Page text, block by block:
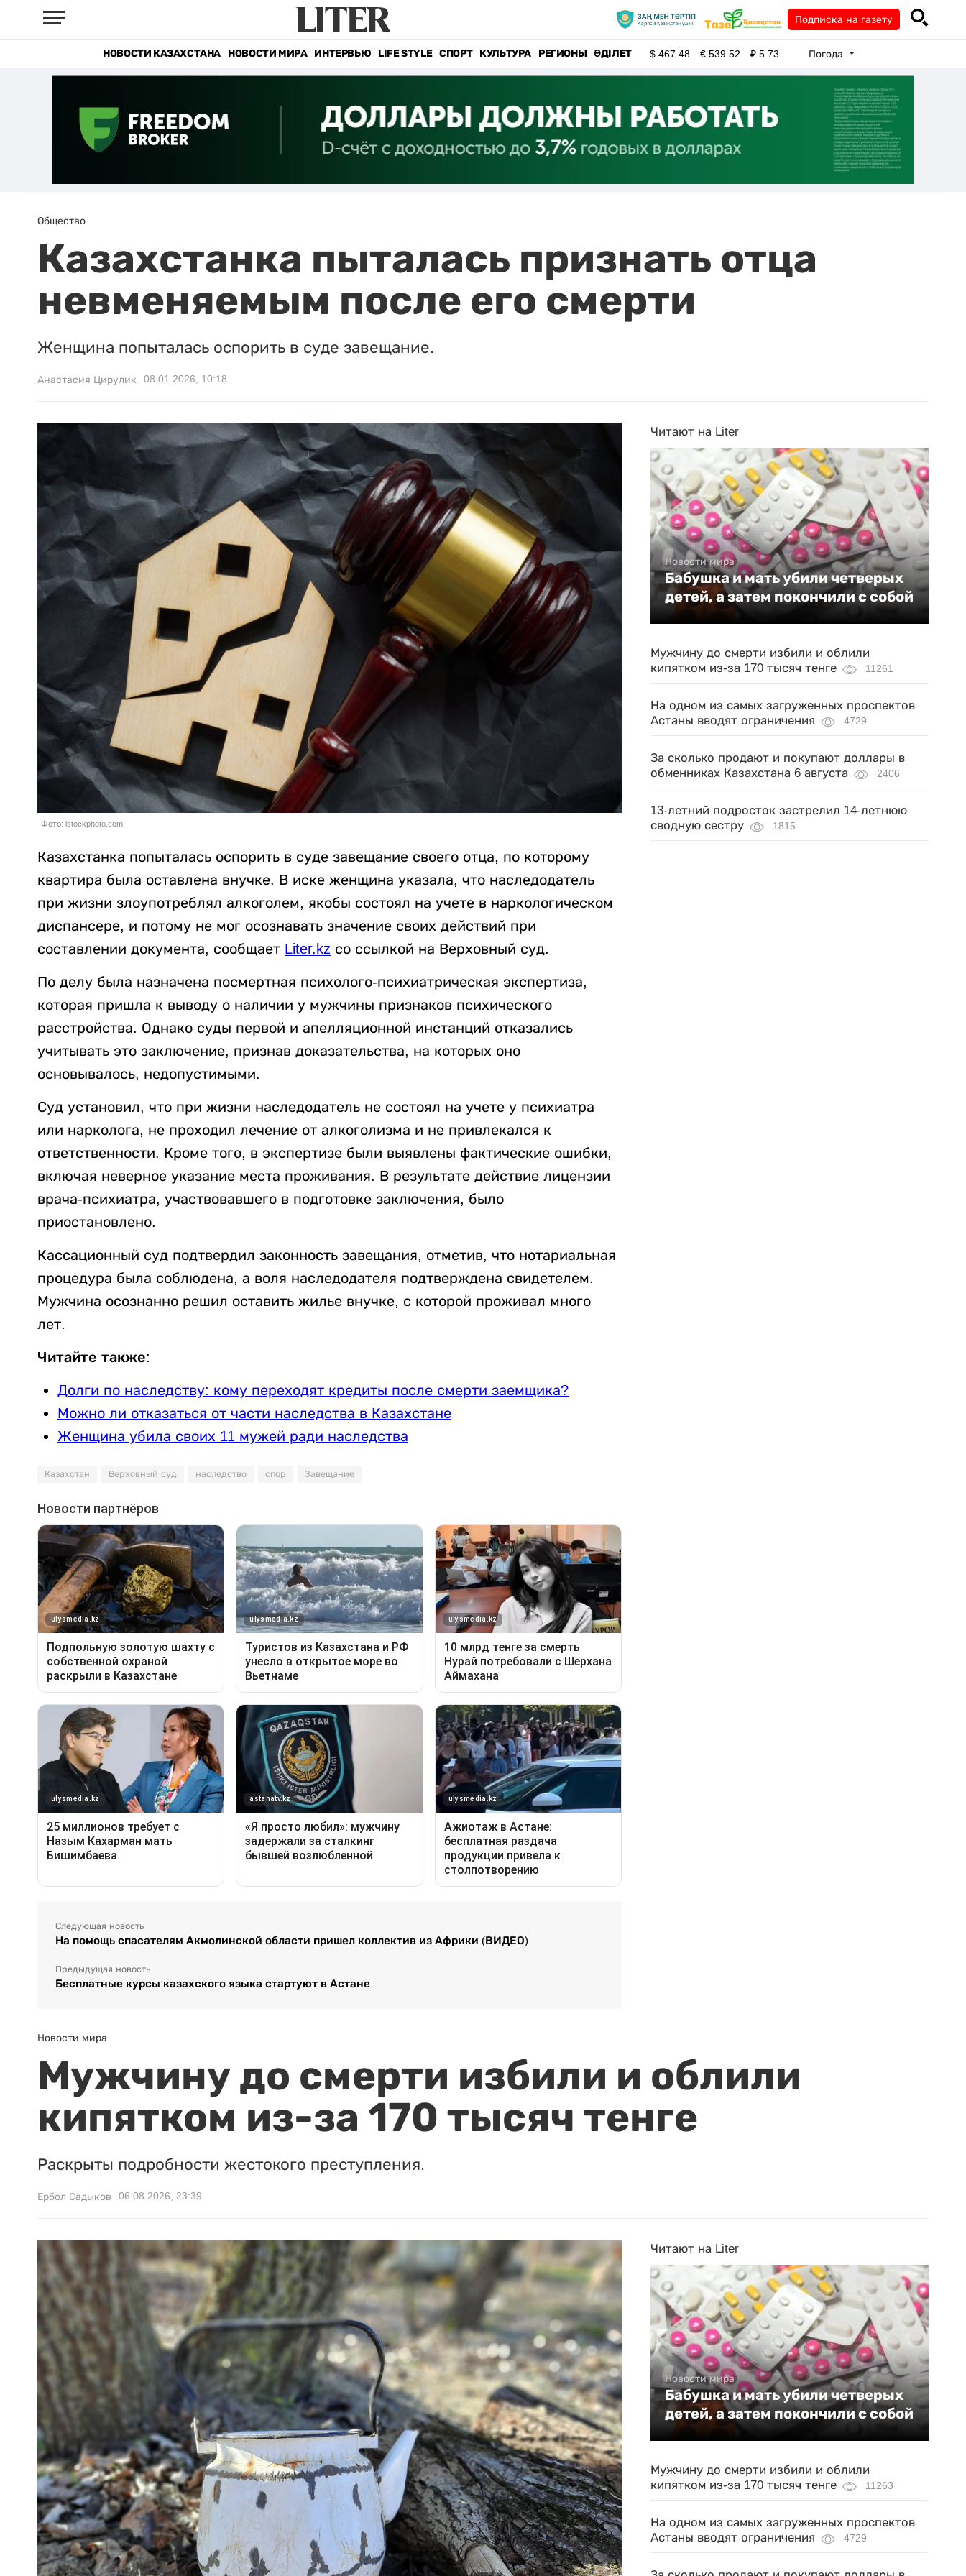
Подписка на газету
НОВОСТИ КАЗАХСТАНА НОВОСТИ МИРА ИНТЕРВЬЮ LIFE STYLE СПОРТ КУЛЬТУРА РЕГИОНЫ ӘДІЛЕТ $467.48 €539.52 ₽5.73 Погода
Общество
Казахстанка пыталась признать отца
невменяемым после его смерти
Женщина попыталась оспорить в суде завещание.
Анастасия Цирулик 08.01.2026, 10:18
Фото: istockphoto.com
Казахстанка попыталась оспорить в суде завещание своего отца, по которому
квартира была оставлена внучке. В иске женщина указала, что наследодатель
при жизни злоупотреблял алкоголем, якобы состоял на учете в наркологическом
диспансере, и потому не мог осознавать значение своих действий при
составлении документа, сообщает Liter.kz со ссылкой на Верховный суд.
По делу была назначена посмертная психолого-психиатрическая экспертиза,
которая пришла к выводу о наличии у мужчины признаков психического
расстройства. Однако суды первой и апелляционной инстанций отказались
учитывать это заключение, признав доказательства, на которых оно
основывалось, недопустимыми.
Суд установил, что при жизни наследодатель не состоял на учете у психиатра
или нарколога, не проходил лечение от алкоголизма и не привлекался к
ответственности. Кроме того, в экспертизе были выявлены фактические ошибки,
включая неверное указание места проживания. В результате действие лицензии
врача-психиатра, участвовавшего в подготовке заключения, было
приостановлено.
Кассационный суд подтвердил законность завещания, отметив, что нотариальная
процедура была соблюдена, а воля наследодателя подтверждена свидетелем.
Мужчина осознанно решил оставить жилье внучке, с которой проживал много
лет.
Читайте также:
Долги по наследству: кому переходят кредиты после смерти заемщика?
Можно ли отказаться от части наследства в Казахстане
Женщина убила своих 11 мужей ради наследства
Казахстан Верховный суд наследство спор Завещание
Следующая новость
На помощь спасателям Акмолинской области пришел коллектив из Африки (ВИДЕО)
Предыдущая новость
Бесплатные курсы казахского языка стартуют в Астане
Читают на Liter
Новости мира
Бабушка и мать убили четверых
детей, а затем покончили с собой
Мужчину до смерти избили и облили
кипятком из-за 170 тысяч тенге
11261
На одном из самых загруженных проспектов
Астаны вводят ограничения
4729
За сколько продают и покупают доллары в
обменниках Казахстана 6 августа
2406
13-летний подросток застрелил 14-летнюю
сводную сестру
1815
Новости мира
Мужчину до смерти избили и облили
кипятком из-за 170 тысяч тенге
Раскрыты подробности жестокого преступления.
Ербол Садыков 06.08.2026, 23:39
Читают на Liter
Новости мира
Бабушка и мать убили четверых
детей, а затем покончили с собой
Мужчину до смерти избили и облили
кипятком из-за 170 тысяч тенге
11263
На одном из самых загруженных проспектов
Астаны вводят ограничения
4729